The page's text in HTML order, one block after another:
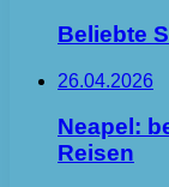
Beliebte
26.04.2026
Neapel:
Reisen